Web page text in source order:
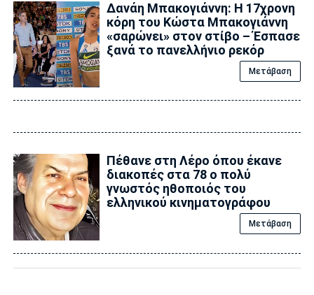
Δανάη Μπακογιάννη: Η 17χρονη
κόρη του Κώστα Μπακογιάννη
«σαρώνει» στον στίβο – Έσπασε
ξανά το πανελλήνιο ρεκόρ
Μετάβαση
Πέθανε στη Λέρο όπου έκανε
διακοπές στα 78 ο πολύ
γνωστός ηθοποιός του
ελληνικού κινηματογράφου
Μετάβαση